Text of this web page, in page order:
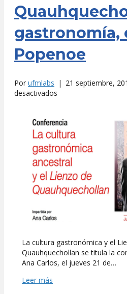
gastronomía,
Popenoe
Por ufmlabs | 21 septiembre,
desactivados
Quauhquechollan
y
gastronomía,
en
la
Casa
Popenoe
La cultura gastronómica y el
Quauhquechollan se titula la
Ana Carlos, el jueves 21 de…
Leer más